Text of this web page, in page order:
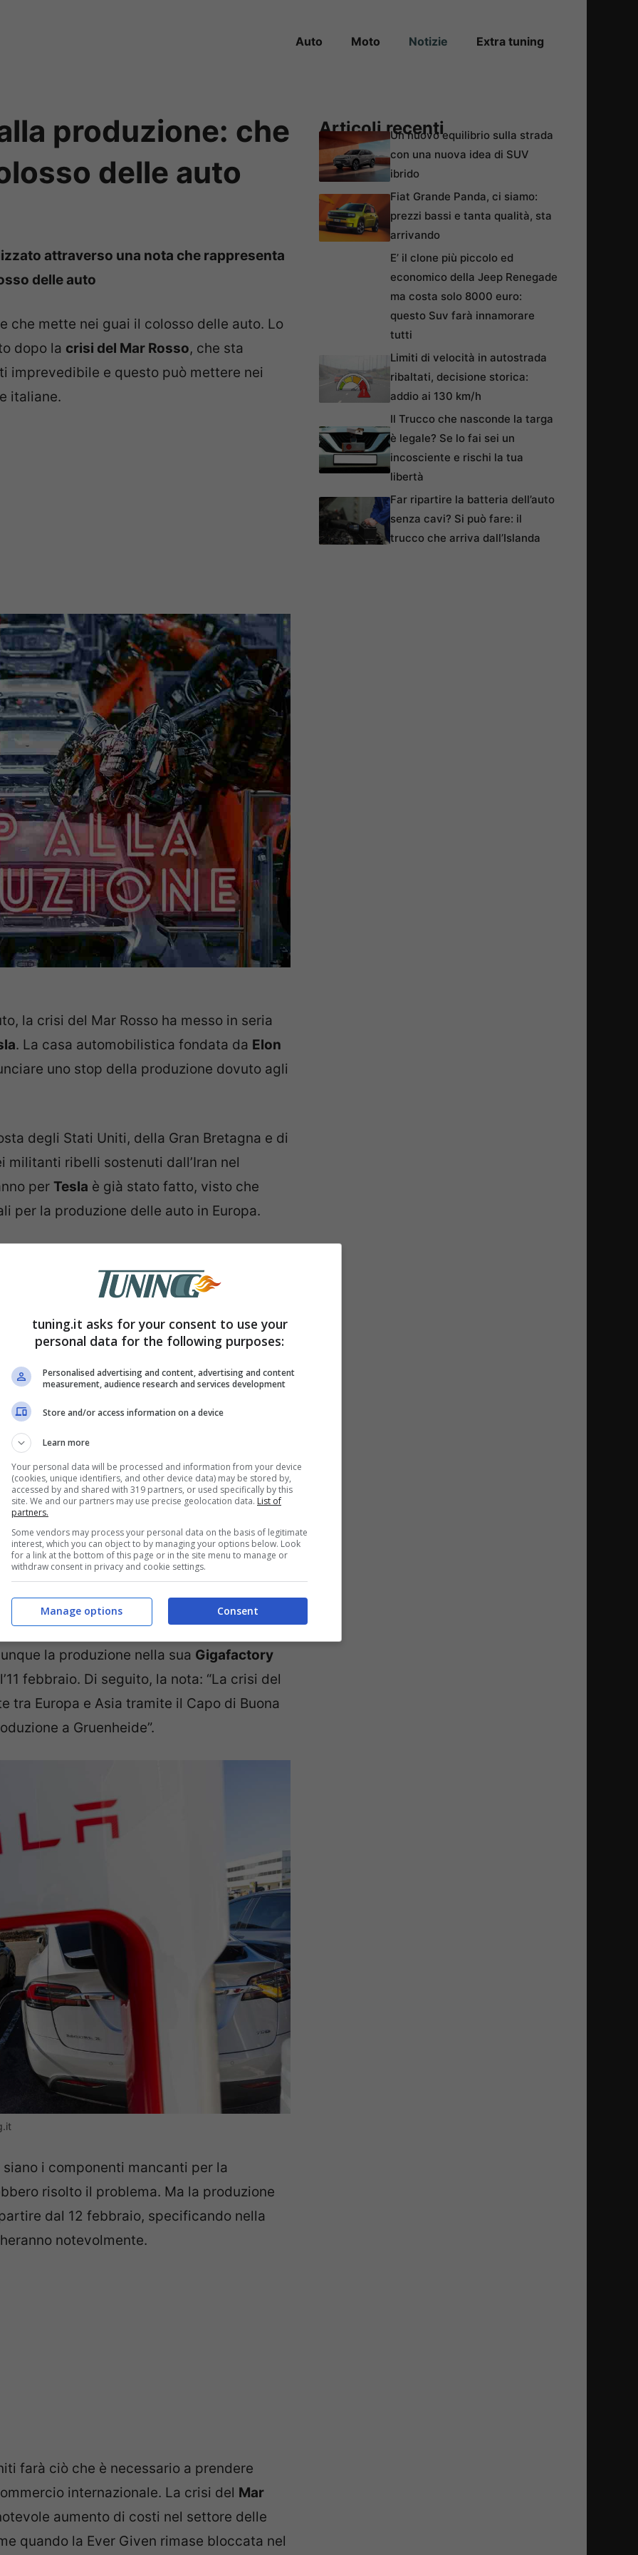
Auto Moto Notizie Extra tuning
produzione: che
delle auto
attraverso una nota che rappresenta
delle auto
che mette nei guai il colosso delle auto. Lo
dopo la crisi del Mar Rosso, che sta
imprevedibile e questo può mettere nei
italiane.
la crisi del Mar Rosso ha messo in seria
. La casa automobilistica fondata da Elon
uno stop della produzione dovuto agli
degli Stati Uniti, della Gran Bretagna e di
ribelli sostenuti dall’Iran nel
per Tesla è già stato fatto, visto che
per la produzione delle auto in Europa.
chiaramente quello di attenuare le
controllo i punti strategici dello Yemen
significativo sull’Europa dopo le
stop alla
Europa
Reuters, laTesla
ha comunicato due
la produzione nella sua Gigafactory
febbraio. Di seguito, la nota: “La crisi del
tra Europa e Asia tramite il Capo di Buona
a Gruenheide”.
i componenti mancanti per la
risolto il problema. Ma la produzione
dal 12 febbraio, specificando nella
notevolmente.
farà ciò che è necessario a prendere
internazionale. La crisi del Mar
aumento di costi nel settore delle
quando la Ever Given rimase bloccata nel
Articoli recentiUn nuovo equilibrio sulla strada
con una nuova idea di SUV
ibrido
Fiat Grande Panda, ci siamo:
prezzi bassi e tanta qualità, sta
arrivando
E’ il clone più piccolo ed
economico della Jeep Renegade
ma costa solo 8000 euro:
questo Suv farà innamorare
tutti
Limiti di velocità in autostrada
ribaltati, decisione storica:
addio ai 130 km/h
Il Trucco che nasconde la targa
è legale? Se lo fai sei un
incosciente e rischi la tua
libertà
Far ripartire la batteria dell’auto
senza cavi? Si può fare: il
trucco che arriva dall’Islanda
tuning.it asks for your consent to use your
personal data for the following purposes:
Personalised advertising and content, advertising and content
measurement, audience research and services development
Store and/or access information on a device
Learn more
Your personal data will be processed and information from your device
(cookies, unique identifiers, and other device data) may be stored by,
accessed by and shared with 319 partners, or used specifically by this
site. We and our partners may use precise geolocation data. List of
partners.
Some vendors may process your personal data on the basis of legitimate
interest, which you can object to by managing your options below. Look
for a link at the bottom of this page or in the site menu to manage or
withdraw consent in privacy and cookie settings.
Consent
Manage options